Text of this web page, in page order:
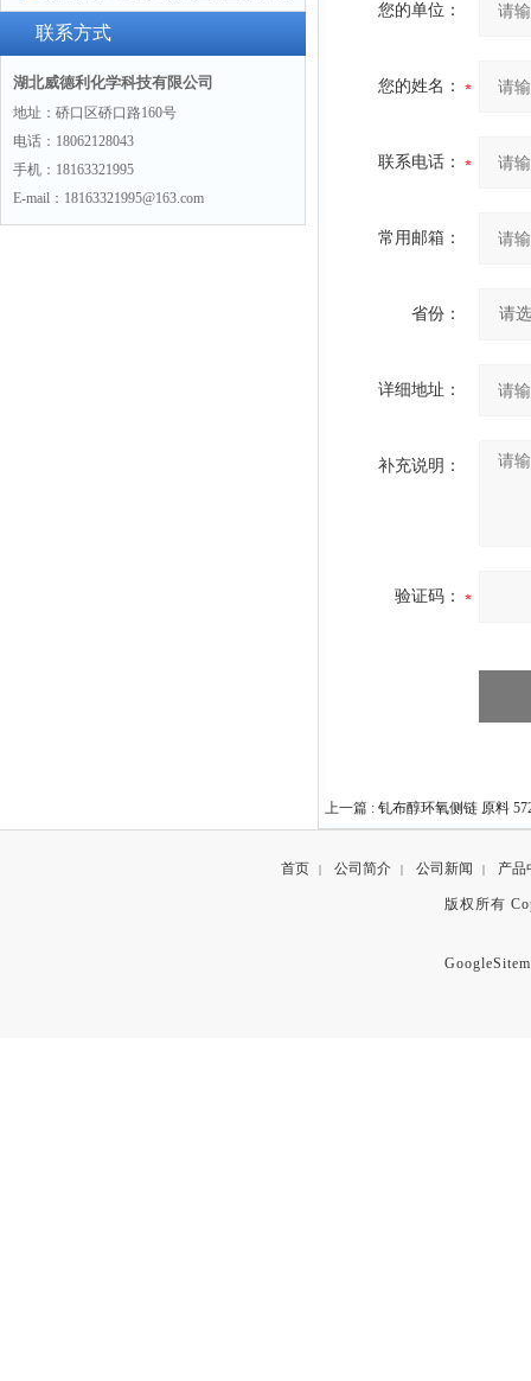
析
联系方式
湖北威德利化学科技有限公司
地址：硚口区硚口路160号
电话：18062128043
手机：18163321995
E-mail：18163321995@163.com
您的单位：
您的姓名：
联系电话：
常用邮箱：
省份：
详细地址：
补充说明：
验证码：
上一篇 : 钆布醇环氧侧链 原料
首页 | 公司简介 | 公司新闻 | 产品
版权所有